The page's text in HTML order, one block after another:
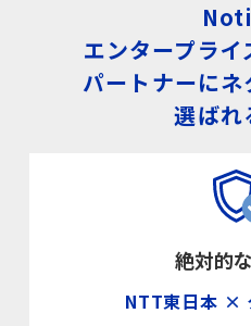
エンタープラ
パートナーに
選ばれ
絶対的
NTT東日本 ×